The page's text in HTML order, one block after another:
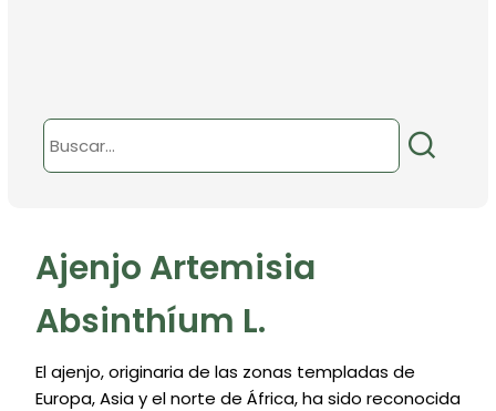
Ajenjo Artemisia
Absinthíum L.
El ajenjo, originaria de las zonas templadas de
Europa, Asia y el norte de África, ha sido reconocida